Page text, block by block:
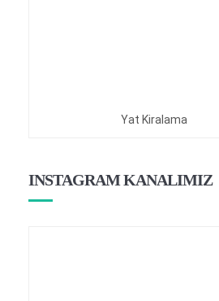
Yat Kiralama
INSTAGRAM KANALIMIZ